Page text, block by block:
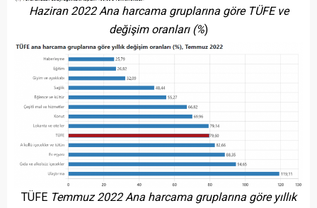
Haziran 2022Ana harcama gruplarına göre TÜFE ve
değişim oranları (%)
TÜFE Temmuz 2022Ana harcama gruplarına göre yıllık